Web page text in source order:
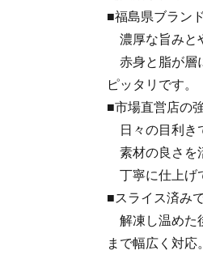
■福島県ブラン
濃厚な旨みと
赤身と脂が層
ピッタリです。
■市場直営店の強
日々の目利き
素材の良さを
丁寧に仕上げ
■スライス済み
解凍し温めた
まで幅広く対応。